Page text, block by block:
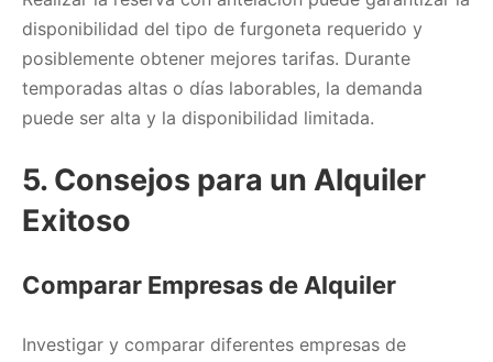
disponibilidad del tipo de furgoneta requerido y
posiblemente obtener mejores tarifas. Durante
temporadas altas o días laborables, la demanda
puede ser alta y la disponibilidad limitada.
5. Consejos para un Alquiler
Exitoso
Comparar Empresas de Alquiler
Investigar y comparar diferentes empresas de